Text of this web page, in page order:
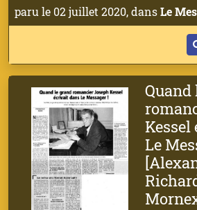
paru le 02 juillet 2020, dansLe
Quand
Le